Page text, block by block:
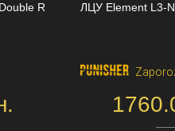
R
ЛЦУ Element L3-